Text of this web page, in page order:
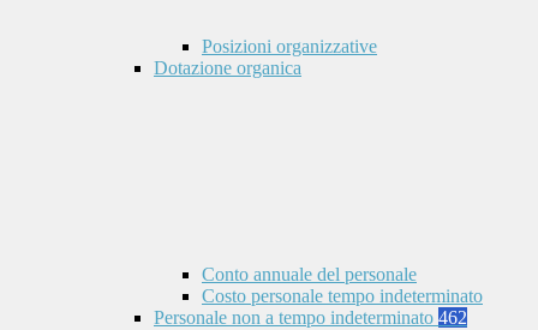
Posizioni organizzative
Dotazione organica
Conto annuale del personale
Costo personale tempo indeterminato
Personale non a tempo indeterminato 462